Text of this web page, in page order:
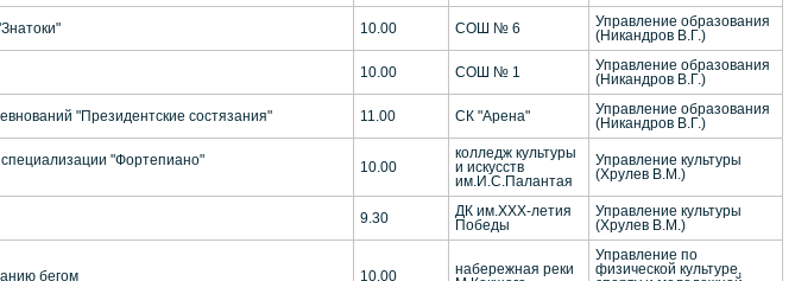
10.00 СОШ № 6
Управление образования
(Никандров В.Г.)
10.00 СОШ № 1
Управление образования
(Никандров В.Г.)
"Президентские состязания" 11.00 СК "Арена"
Управление образования
(Никандров В.Г.)
специализации "Фортепиано"
10.00
колледж культуры
и искусств
им.И.С.Палантая
Управление культуры
(Хрулев В.М.)
9.30
ДК им.ХХХ-летия
Победы
Управление культуры
(Хрулев В.М.)
бегом 10.00
набережная реки
Управление по
физической культуре,